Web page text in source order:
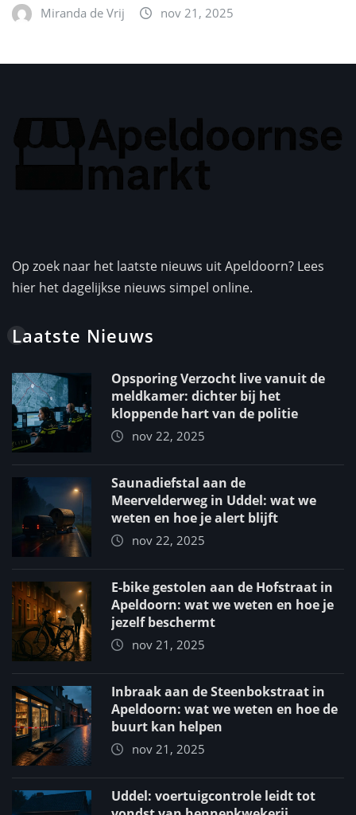
Miranda de Vrij nov 21, 2025
Op zoek naar het laatste nieuws uit Apeldoorn? Lees
hier het dagelijkse nieuws simpel online.
Laatste Nieuws
Opsporing Verzocht live vanuit de
meldkamer: dichter bij het
kloppende hart van de politie
nov 22, 2025
Saunadiefstal aan de
Meervelderweg in Uddel: wat we
weten en hoe je alert blijft
nov 22, 2025
E-bike gestolen aan de Hofstraat in
Apeldoorn: wat we weten en hoe je
jezelf beschermt
nov 21, 2025
Inbraak aan de Steenbokstraat in
Apeldoorn: wat we weten en hoe de
buurt kan helpen
nov 21, 2025
Uddel: voertuigcontrole leidt tot